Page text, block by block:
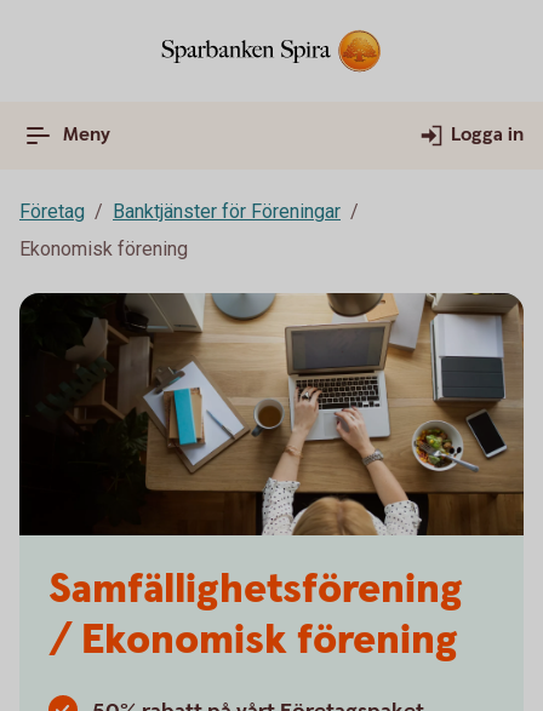
Meny Logga in
Företag
Banktjänster för Föreningar
Ekonomisk förening
Samfällighetsförening
/ Ekonomisk förening